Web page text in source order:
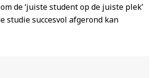
de ‘juiste student op de juiste plek’
studie succesvol afgerond kan